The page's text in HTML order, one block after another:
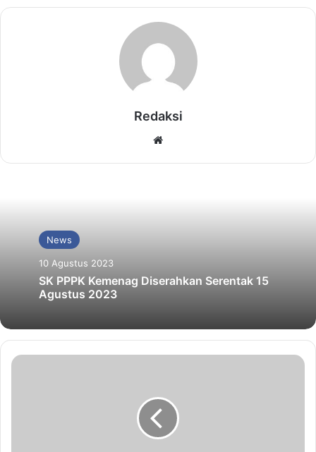
Redaksi
News
10 Agustus 2023
SK PPPK Kemenag Diserahkan Serentak 15
Agustus 2023